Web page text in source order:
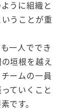
うに組織と
うことが重
一人ででき
垣根を越え
ームの一員
ていくこと
です。